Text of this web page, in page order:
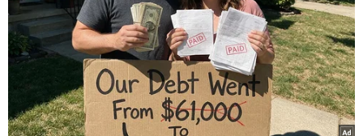
cho ngành xe điện
03/08/2026 09:46
Thiếu tài xế, khoảng 25-30% xe đầu
kéo phải nằm bãi